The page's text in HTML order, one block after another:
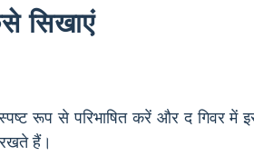
सिखाएं
स्पष्ट रूप से परिभाषित करें और द गिवर
हैं।